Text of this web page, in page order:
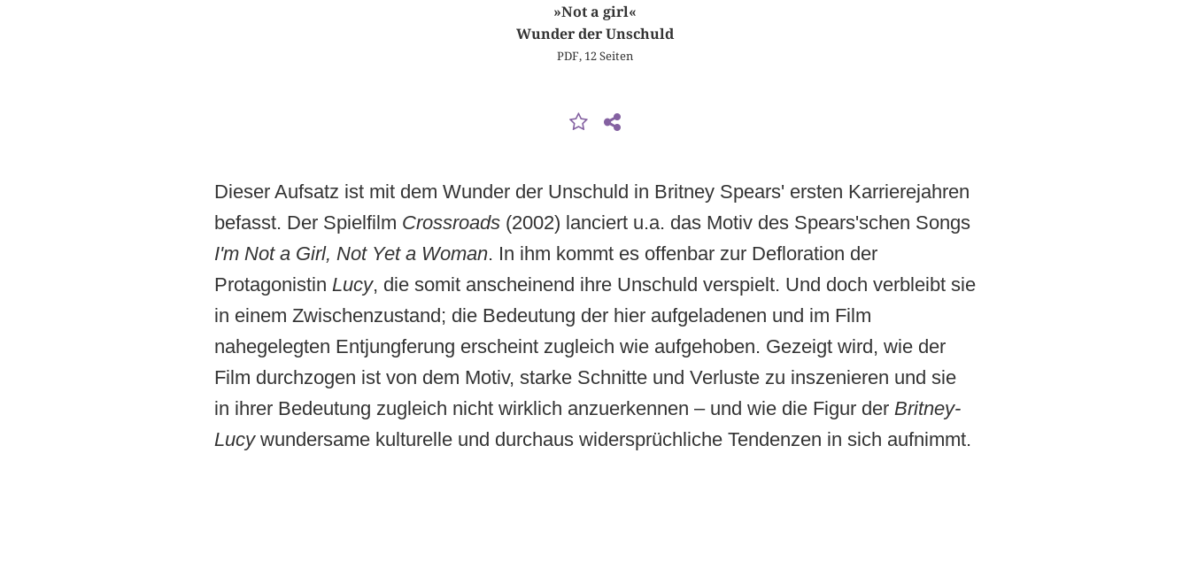
»Not a girl«
Wunder der Unschuld
PDF, 12 Seiten
Dieser Aufsatz ist mit dem Wunder der Unschuld in Britney Spears' ersten Karrierejahren
befasst. Der Spielfilm Crossroads(2002) lanciert u.a. das Motiv des Spears'schen Songs
I'm Not a Girl, Not Yet a Woman. In ihm kommt es offenbar zur Defloration der
Protagonistin Lucy, die somit anscheinend ihre Unschuld verspielt. Und doch verbleibt sie
in einem Zwischenzustand; die Bedeutung der hier aufgeladenen und im Film
nahegelegten Entjungferung erscheint zugleich wie aufgehoben. Gezeigt wird, wie der
Film durchzogen ist von dem Motiv, starke Schnitte und Verluste zu inszenieren und sie
in ihrer Bedeutung zugleich nicht wirklich anzuerkennen – und wie die Figur der Britney-
Lucy wundersame kulturelle und durchaus widersprüchliche Tendenzen in sich aufnimmt.